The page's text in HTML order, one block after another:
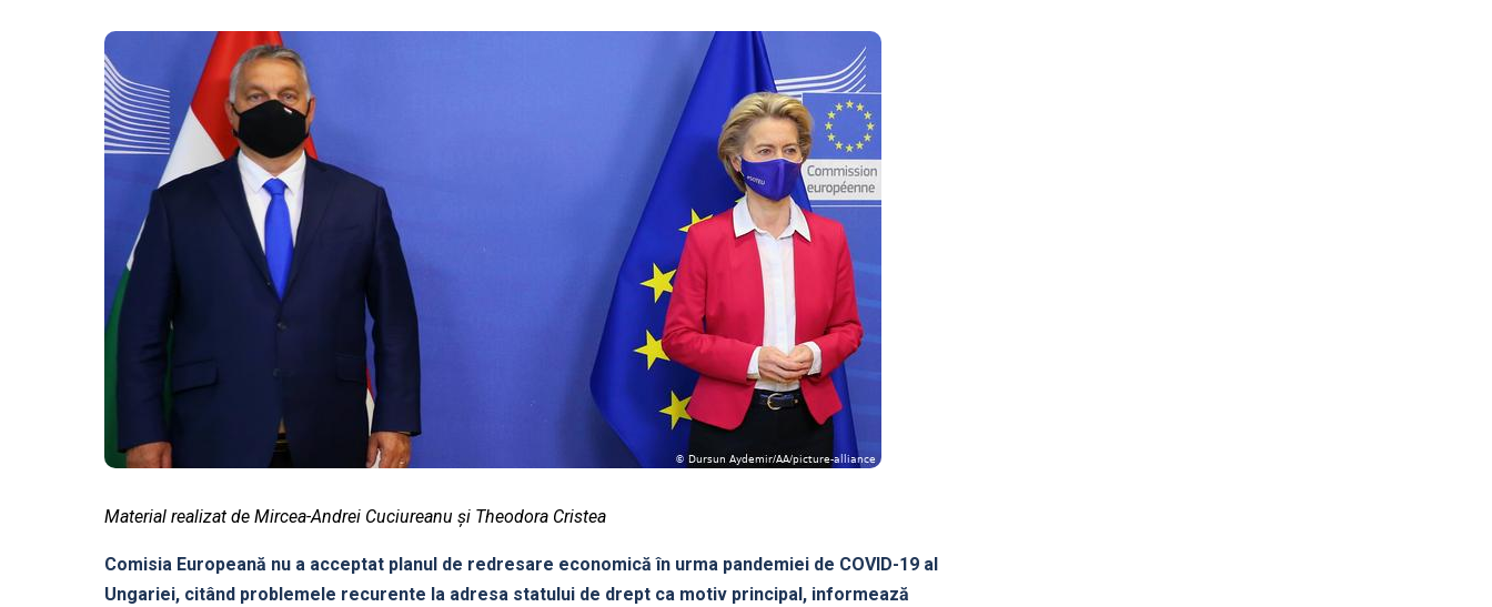
Material realizat de Mircea-Andrei Cuciureanu și Theodora Cristea
Comisia Europeană nu a acceptat planul de redresare economică în urma pandemiei de COVID-19 al
Ungariei, citând problemele recurente la adresa statului de drept ca motiv principal, informează